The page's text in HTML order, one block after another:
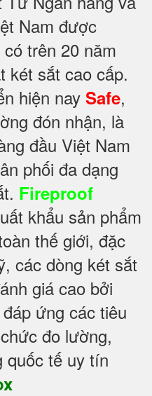
Nam được
trên 20 năm
két sắt cao cấp.
hiện nay Safe,
đón nhận, là
đầu Việt Nam
phối đa dạng
Fireproof
khẩu sản phẩm
thế giới, đặc
các dòng két sắt
giá cao bởi
ứng các tiêu
đo lường,
quốc tế uy tín